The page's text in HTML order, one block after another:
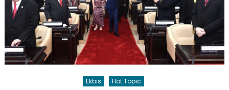
Ekbis Hot Topic